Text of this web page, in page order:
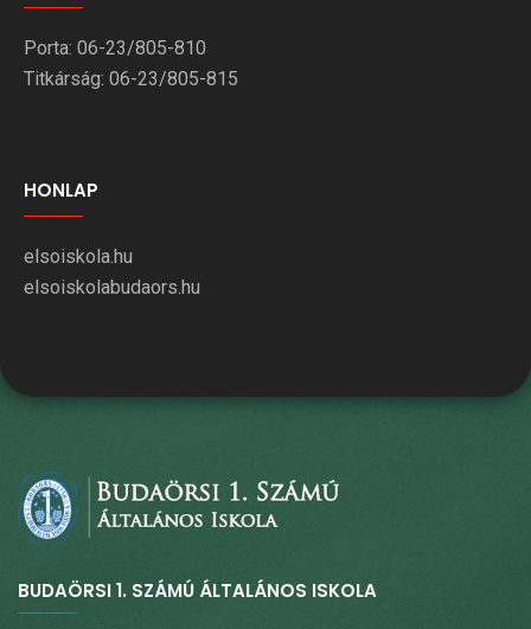
Porta: 06-23/805-810
Titkárság: 06-23/805-815
HONLAP
elsoiskola.hu
elsoiskolabudaors.hu
BUDAÖRSI 1. SZÁMÚ ÁLTALÁNOS ISKOLA